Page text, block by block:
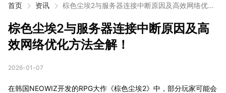
首页 资讯
棕色尘埃2与服务器连接中断原因及高效网络优化
棕色尘埃2与服务器连接中断原因及高
效网络优化方法全解！
2026-01-07
在韩国NEOWIZ开发的RPG大作《棕色尘埃2》中，部分玩家可能会